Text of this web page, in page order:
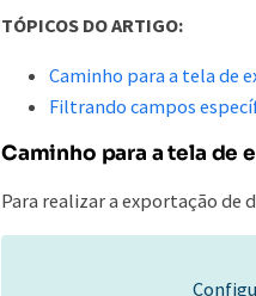
TÓPICOS DO ARTIGO:
Caminho para a tela de
Filtrando campos
Caminho para a tela de
Para realizar a exportação de